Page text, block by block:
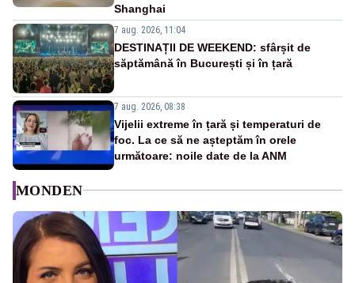
Shanghai
7 aug. 2026, 11:04
DESTINAȚII DE WEEKEND: sfârșit de
săptămână în București și în țară
7 aug. 2026, 08:38
Vijelii extreme în țară și temperaturi de
foc. La ce să ne așteptăm în orele
următoare: noile date de la ANM
MONDEN